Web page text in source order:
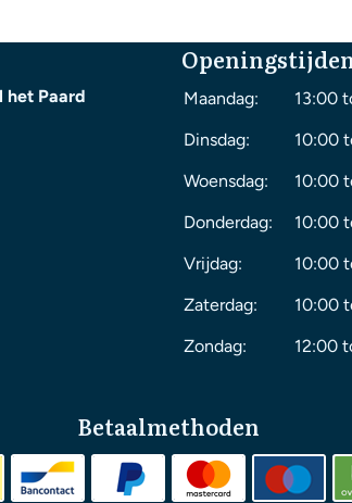
het Paard
Maandag:
13:00
Dinsdag:
10:00
Woensdag:
10:00
Donderdag:
10:00
Vrijdag:
10:00
Zaterdag:
10:00
Zondag:
12:00
Betaalmethoden